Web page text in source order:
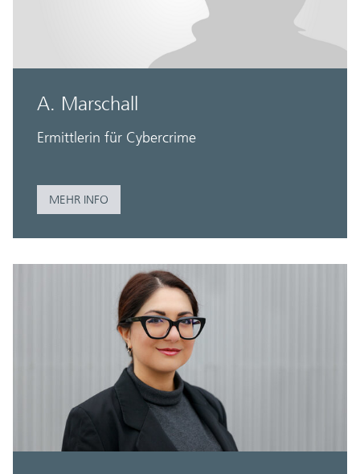
A. Marschall
Ermittlerin für Cybercrime
MEHR INFO